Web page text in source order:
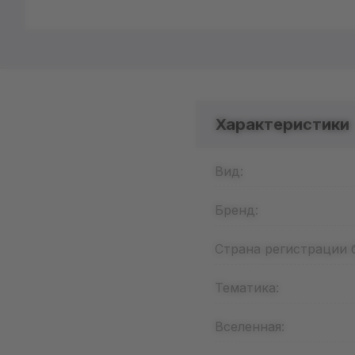
Характеристики
Вид:
Бренд:
Страна регистрации
Тематика:
Вселенная: